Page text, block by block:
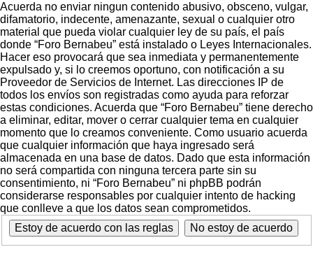
Acuerda no enviar ningun contenido abusivo, obsceno, vulgar,
difamatorio, indecente, amenazante, sexual o cualquier otro
material que pueda violar cualquier ley de su país, el país
donde “Foro Bernabeu” está instalado o Leyes Internacionales.
Hacer eso provocará que sea inmediata y permanentemente
expulsado y, si lo creemos oportuno, con notificación a su
Proveedor de Servicios de Internet. Las direcciones IP de
todos los envíos son registradas como ayuda para reforzar
estas condiciones. Acuerda que “Foro Bernabeu” tiene derecho
a eliminar, editar, mover o cerrar cualquier tema en cualquier
momento que lo creamos conveniente. Como usuario acuerda
que cualquier información que haya ingresado será
almacenada en una base de datos. Dado que esta información
no será compartida con ninguna tercera parte sin su
consentimiento, ni “Foro Bernabeu” ni phpBB podrán
considerarse responsables por cualquier intento de hacking
que conlleve a que los datos sean comprometidos.